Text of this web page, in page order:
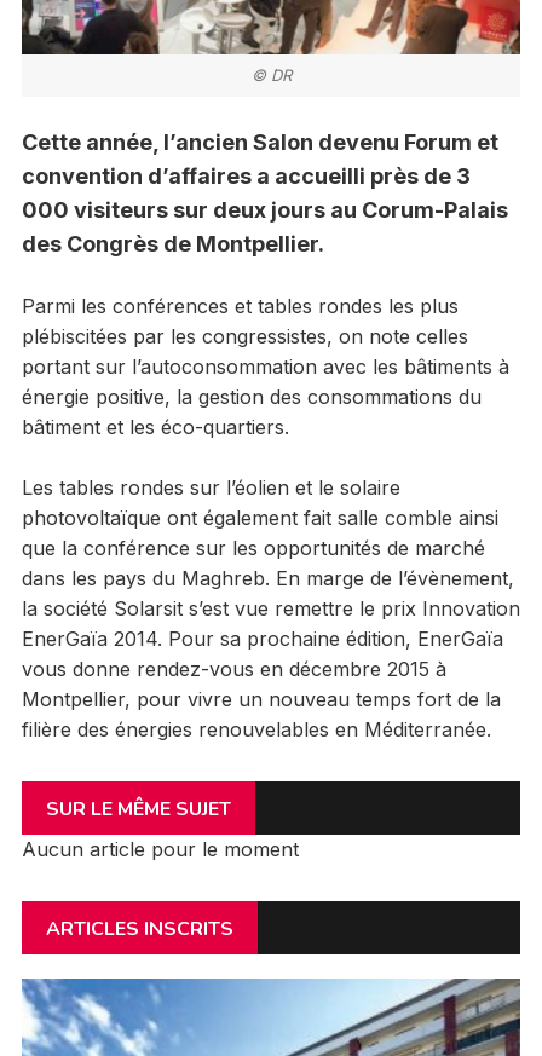
© DR
Cette année, l’ancien Salon devenu Forum et
convention d’affaires a accueilli près de 3
000 visiteurs sur deux jours au Corum-Palais
des Congrès de Montpellier.
Parmi les conférences et tables rondes les plus
plébiscitées par les congressistes, on note celles
portant sur l’autoconsommation avec les bâtiments à
énergie positive, la gestion des consommations du
bâtiment et les éco-quartiers.
Les tables rondes sur l’éolien et le solaire
photovoltaïque ont également fait salle comble ainsi
que la conférence sur les opportunités de marché
dans les pays du Maghreb. En marge de l’évènement,
la société Solarsit s’est vue remettre le prix Innovation
EnerGaïa 2014. Pour sa prochaine édition, EnerGaïa
vous donne rendez-vous en décembre 2015 à
Montpellier, pour vivre un nouveau temps fort de la
filière des énergies renouvelables en Méditerranée.
SUR LE MÊME SUJET
Aucun article pour le moment
ARTICLES INSCRITS